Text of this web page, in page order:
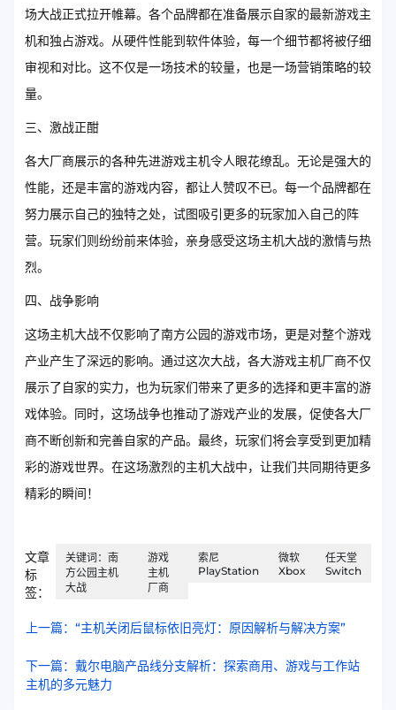
场大战正式拉开帷幕。各个品牌都在准备展示自家的最新游戏主
机和独占游戏。从硬件性能到软件体验，每一个细节都将被仔细
审视和对比。这不仅是一场技术的较量，也是一场营销策略的较
量。
三、激战正酣
各大厂商展示的各种先进游戏主机令人眼花缭乱。无论是强大的
性能，还是丰富的游戏内容，都让人赞叹不已。每一个品牌都在
努力展示自己的独特之处，试图吸引更多的玩家加入自己的阵
营。玩家们则纷纷前来体验，亲身感受这场主机大战的激情与热
烈。
四、战争影响
这场主机大战不仅影响了南方公园的游戏市场，更是对整个游戏
产业产生了深远的影响。通过这次大战，各大游戏主机厂商不仅
展示了自家的实力，也为玩家们带来了更多的选择和更丰富的游
戏体验。同时，这场战争也推动了游戏产业的发展，促使各大厂
商不断创新和完善自家的产品。最终，玩家们将会享受到更加精
彩的游戏世界。在这场激烈的主机大战中，让我们共同期待更多
精彩的瞬间！
文章
标
签：
关键词：南
方公园主机
大战
游戏
主机
厂商
索尼
PlayStation
微软
Xbox
任天堂
Switch
上一篇：“主机关闭后鼠标依旧亮灯：原因解析与解决方案”
下一篇：戴尔电脑产品线分支解析：探索商用、游戏与工作站
主机的多元魅力